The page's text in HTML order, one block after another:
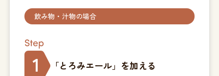
飲み物・汁物の場合
Step
1 「とろみエール」 を加える